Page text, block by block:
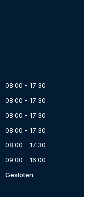
08:00 - 17:30
08:00 - 17:30
08:00 - 17:30
08:00 - 17:30
08:00 - 17:30
09:00 - 16:00
Gesloten